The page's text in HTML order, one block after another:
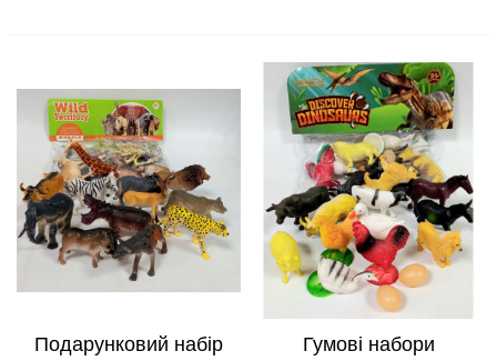
Подарунковий набір
Гумові набори